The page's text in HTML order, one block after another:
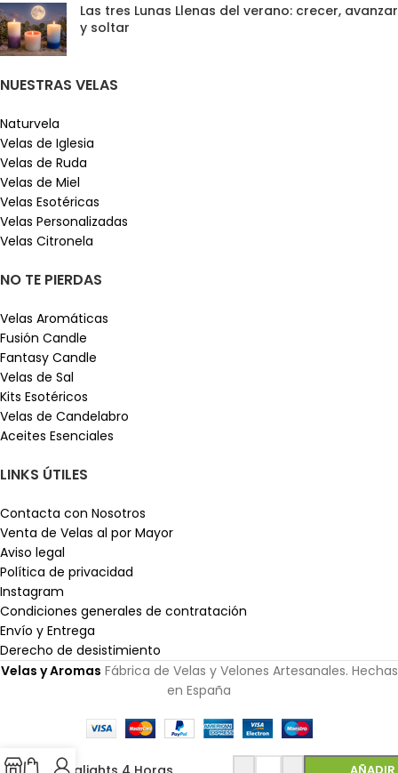
Las tres Lunas Llenas del verano: crecer, avanzar
y soltar
NUESTRAS VELAS
Naturvela
Velas de Iglesia
Velas de Ruda
Velas de Miel
Velas Esotéricas
Velas Personalizadas
Velas Citronela
NO TE PIERDAS
Velas Aromáticas
Fusión Candle
Fantasy Candle
Velas de Sal
Kits Esotéricos
Velas de Candelabro
Aceites Esenciales
LINKS ÚTILES
Contacta con Nosotros
Venta de Velas al por Mayor
Aviso legal
Política de privacidad
Instagram
Condiciones generales de contratación
Envío y Entrega
Derecho de desistimiento
Velas y Aromas Fábrica de Velas y Velones Artesanales. Hechas
en España